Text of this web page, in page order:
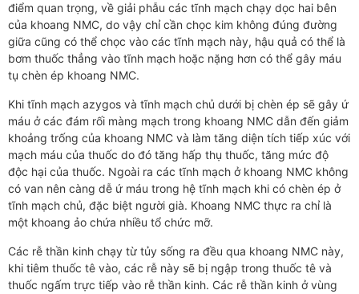
điểm quan trọng, về giải phẫu các tĩnh mạch chạy dọc hai bên
của khoang NMC, do vậy chỉ cần chọc kim không đúng đường
giữa cũng có thể chọc vào các tĩnh mạch này, hậu quả có thể là
bơm thuốc thẳng vào tĩnh mạch hoặc nặng hơn có thể gây máu
tụ chèn ép khoang NMC.
Khi tĩnh mạch azygos và tĩnh mạch chủ dưới bị chèn ép sẽ gây ứ
máu ở các đám rối màng mạch trong khoang NMC dẫn đến giảm
khoảng trống của khoang NMC và làm tăng diện tích tiếp xúc với
mạch máu của thuốc do đó tăng hấp thụ thuốc, tăng mức độ
độc hại của thuốc. Ngoài ra các tĩnh mạch ở khoang NMC không
có van nên càng dễ ứ máu trong hệ tĩnh mạch khi có chèn ép ở
tĩnh mạch chủ, đặc biệt người già. Khoang NMC thực ra chỉ là
một khoang ảo chứa nhiều tổ chức mỡ.
Các rễ thần kinh chạy từ tủy sống ra đều qua khoang NMC này,
khi tiêm thuốc tê vào, các rễ này sẽ bị ngập trong thuốc tê và
thuốc ngấm trực tiếp vào rễ thần kinh. Các rễ thần kinh ở vùng